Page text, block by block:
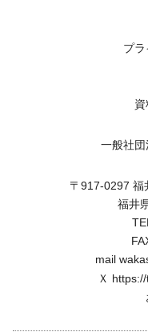
プ
一般社
〒917-0297 福
福井
mail
Ｘ